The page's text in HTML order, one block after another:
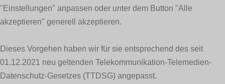
"Einstellungen" anpassen oder unter dem Button "Alle
akzeptieren" generell akzeptieren.
Dieses Vorgehen haben wir für sie entsprechend des seit
01.12.2021 neu geltenden Telekommunikation-Telemedien-
Datenschutz-Gesetzes (TTDSG) angepasst.